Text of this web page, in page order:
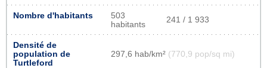
Nombre d'habitants
503
habitants
241 / 1 933
Densité de
population de
Turtleford
297,6 hab/km² (770,9 pop/sq mi)